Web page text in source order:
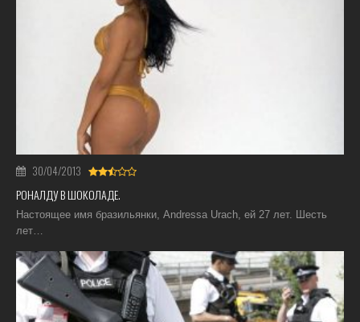
30/04/2013
РОНАЛДУ В ШОКОЛАДЕ.
Настоящее имя бразильянки, Andressa Urach, ей 27 лет. Шесть
лет…